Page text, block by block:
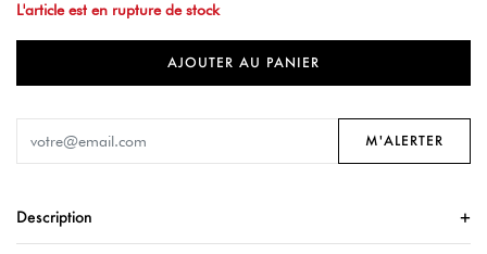
L'article est en rupture de stock
AJOUTER AU PANIER
M'ALERTER
Description